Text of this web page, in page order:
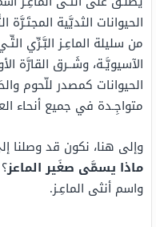
الحيوانات الثديَّية
من سليلة الماعِـز البَّـرِّي
الآسيويَّـة، وشَــرق القارَّة
الحيوانات كمصدر للّحوم
متواجِـدة في جميع أنحاء
وإلى هنا، نكون قد وصلنا
ماذا يسمَّى صغَير الماعز
واسم أنثى الماعِـز.